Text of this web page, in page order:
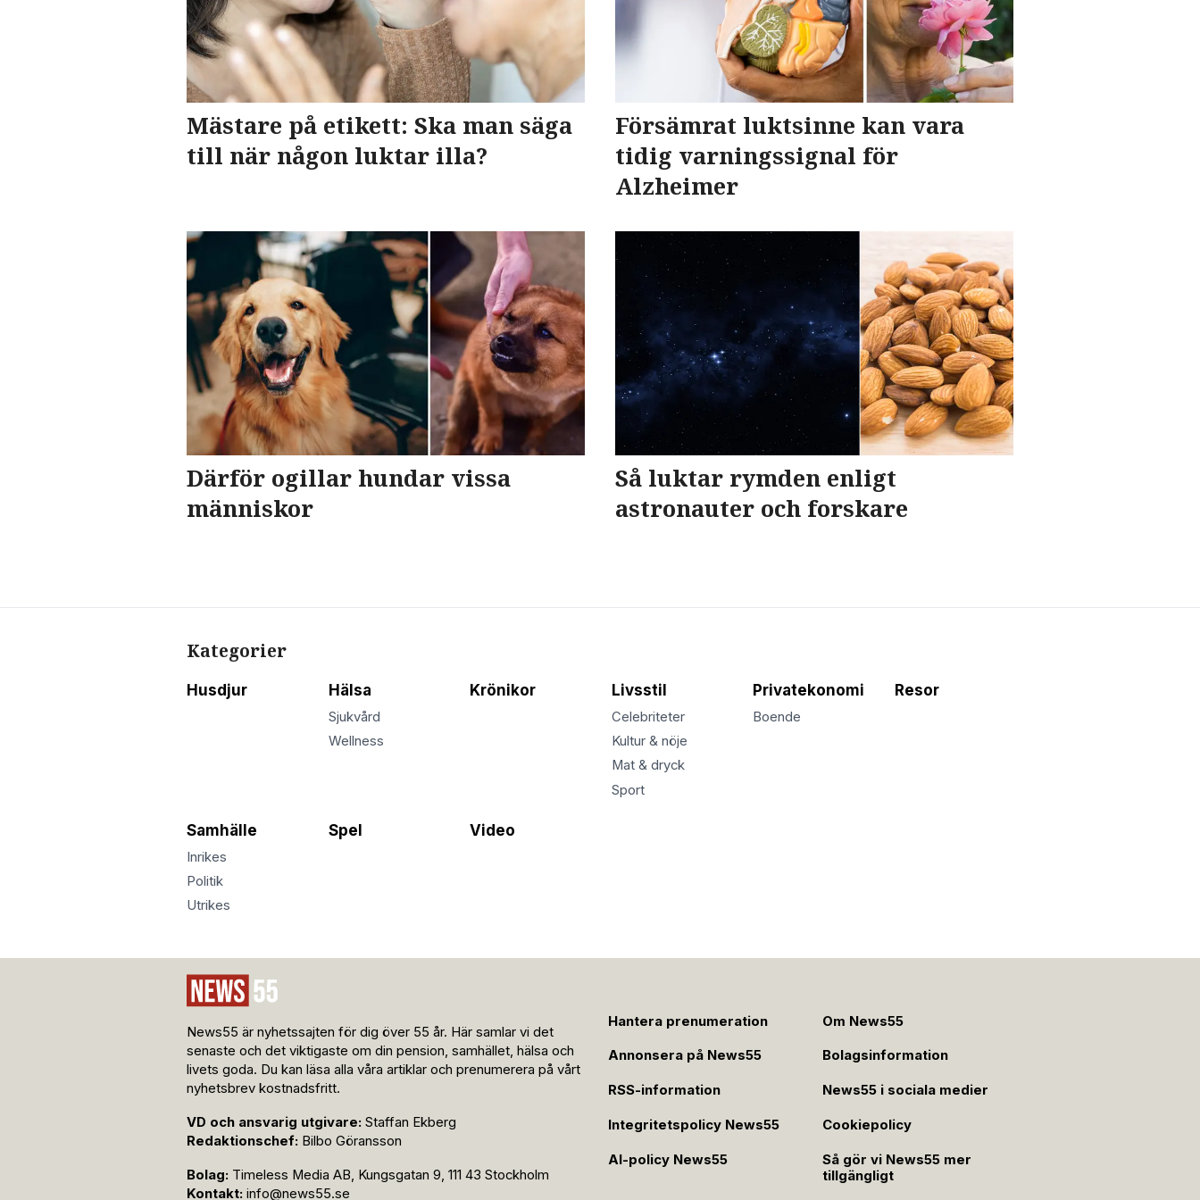
Mästare på etikett: Ska man säga
till när någon luktar illa?
Försämrat luktsinne kan vara
tidig varningssignal för
Alzheimer
Därför ogillar hundar vissa
människor
Så luktar rymden enligt
astronauter och forskare
Kategorier
Husdjur Hälsa
Sjukvård
Wellness
Krönikor Livsstil
Celebriteter
Kultur & nöje
Mat & dryck
Sport
Privatekonomi
Boende
Resor
Samhälle
Inrikes
Politik
Utrikes
Spel Video
News55 är nyhetssajten för dig över 55 år. Här samlar vi det
senaste och det viktigaste om din pension, samhället, hälsa och
livets goda. Du kan läsa alla våra artiklar och prenumerera på vårt
nyhetsbrev kostnadsfritt.
VD och ansvarig utgivare: Staffan Ekberg
Redaktionschef: Bilbo Göransson
Bolag: Timeless Media AB, Kungsgatan 9, 111 43 Stockholm
Kontakt: info@news55.se
Hantera prenumeration Om News55
Annonsera på News55 Bolagsinformation
RSS-information News55 i sociala medier
Integritetspolicy News55 Cookiepolicy
AI-policy News55
Så gör vi News55 mer
tillgängligt